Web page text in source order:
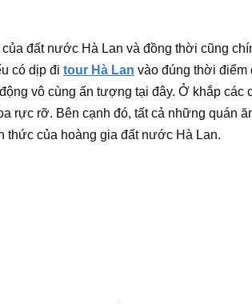
đất nước Hà Lan và đồng thời cũng
có dịp đi tour Hà Lan vào đúng thời điểm
vô cùng ấn tượng tại đây. Ở khắp các
rực rỡ. Bên cạnh đó, tất cả những quán
thức của hoàng gia đất nước Hà Lan.